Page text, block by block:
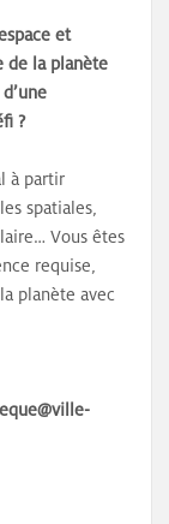
et
de la planète
?
à partir
spatiales,
Vous êtes
requise,
planète avec